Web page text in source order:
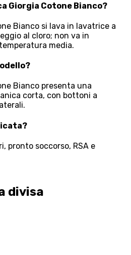
Giorgia Cotone Bianco?
Bianco si lava in lavatrice a
al cloro; non va in
media.
Bianco presenta una
corta, con bottoni a
pronto soccorso, RSA e
divisa